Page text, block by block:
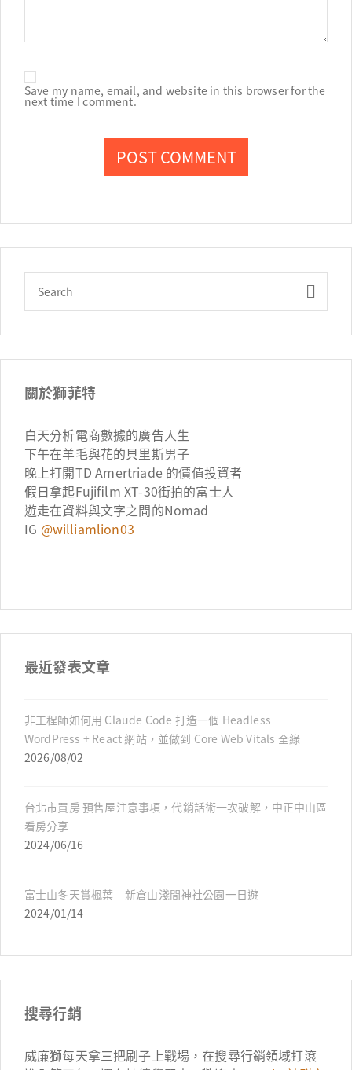
Save my name, email, and website in this browser for the
next time I comment.
關於獅菲特
白天分析電商數據的廣告人生
下午在羊毛與花的貝里斯男子
晚上打開TD Amertriade 的價值投資者
假日拿起Fujifilm XT-30街拍的富士人
遊走在資料與文字之間的Nomad
IG @williamlion03
最近發表文章
非工程師如何用 Claude Code 打造一個 Headless
WordPress + React 網站，並做到 Core Web Vitals 全綠
2026/08/02
台北市買房 預售屋注意事項，代銷話術一次破解，中正中山區
看房分享
2024/06/16
富士山冬天賞楓葉 – 新倉山淺間神社公園一日遊
2024/01/14
搜尋行銷
威廉獅每天拿三把刷子上戰場，在搜尋行銷領域打滾